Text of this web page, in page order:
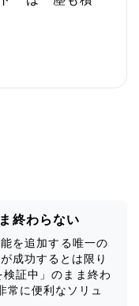
終わらない
を追加する唯一の
成功するとは限り
証中」のまま終わ
常に便利なソリュ